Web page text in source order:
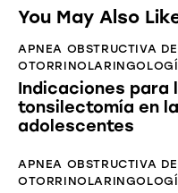
You May Also
APNEA OBSTRUCTIVA
Indicaciones para
tonsilectomía en
adolescentes
APNEA OBSTRUCTIVA